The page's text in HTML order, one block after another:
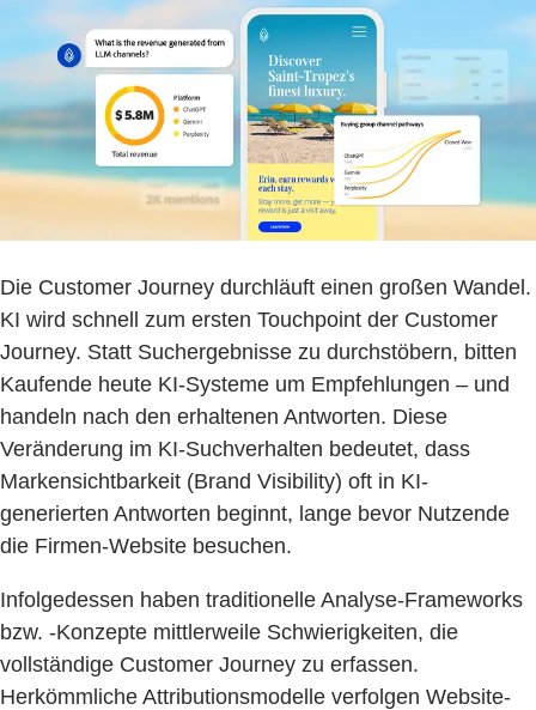
Die Customer Journey durchläuft einen großen Wandel.
KI wird schnell zum ersten Touchpoint der Customer
Journey. Statt Suchergebnisse zu durchstöbern, bitten
Kaufende heute KI-Systeme um Empfehlungen – und
handeln nach den erhaltenen Antworten. Diese
Veränderung im KI-Suchverhalten bedeutet, dass
Markensichtbarkeit (Brand Visibility) oft in KI-
generierten Antworten beginnt, lange bevor Nutzende
die Firmen-Website besuchen.
Infolgedessen haben traditionelle Analyse-Frameworks
bzw. -Konzepte mittlerweile Schwierigkeiten, die
vollständige Customer Journey zu erfassen.
Herkömmliche Attributionsmodelle verfolgen Website-